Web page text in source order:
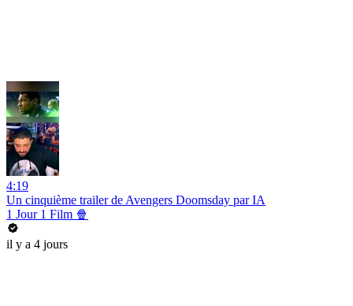
4:19
Un cinquième trailer de Avengers Doomsday par IA
1 Jour 1 Film 🍿
il y a 4 jours